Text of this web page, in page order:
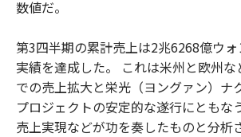
数値だ。
第3四半期の累計売上は2兆6268億ウ
実績を達成した。 これは米州と欧州
での売上拡大と栄光（ヨングァン）ナ
プロジェクトの安定的な遂行にともな
売上実現などが功を奏したものと分析